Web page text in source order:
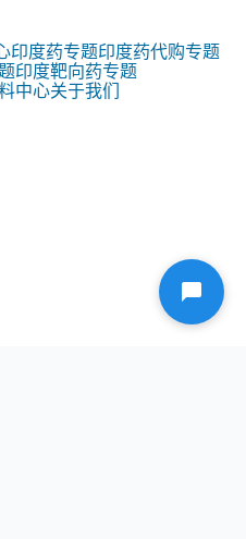
印度药专题印度药代购专题
印度靶向药专题
中心关于我们